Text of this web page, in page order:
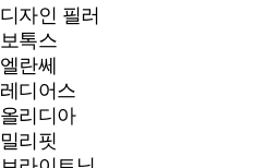
디자인 필러
보톡스
엘란쎄
레디어스
올리디아
밀리핏